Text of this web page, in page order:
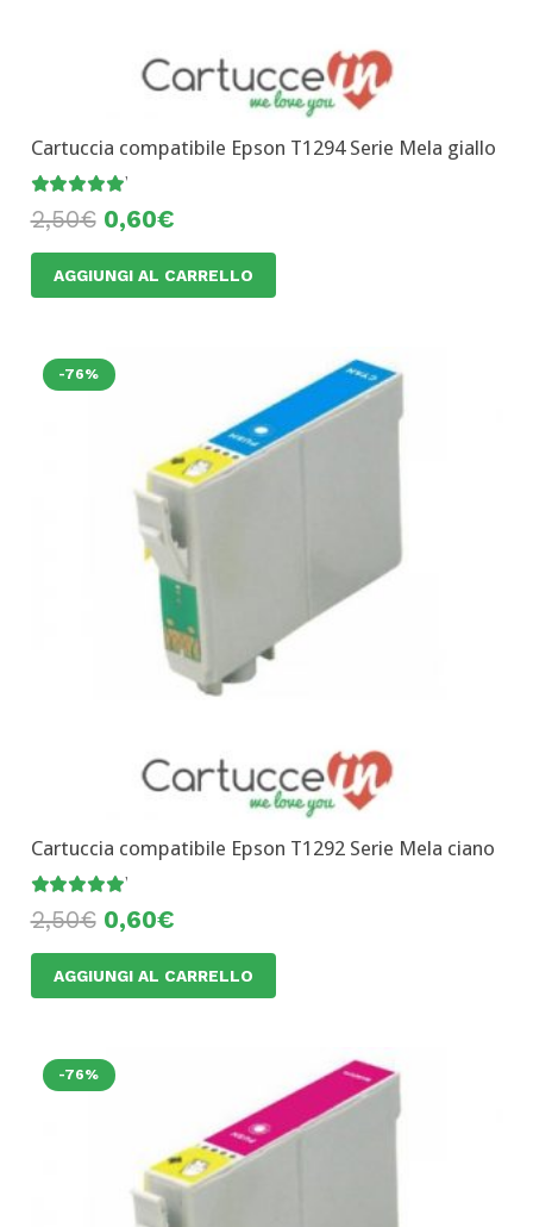
Cartuccia compatibile Epson T1294 Serie Mela giallo
Valutato
2,50€ 0,60€
AGGIUNGI AL CARRELLO
-76%
Cartuccia compatibile Epson T1292 Serie Mela ciano
Valutato
2,50€ 0,60€
AGGIUNGI AL CARRELLO
-76%